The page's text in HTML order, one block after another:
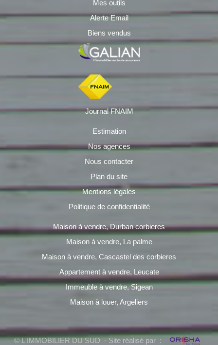
Mes outils
Alerte Email
Biens vendus
Journal FNAIM
Estimation
Nos agences
Nous contacter
Plan du site
Mentions légales
Politique de confidentialité
Maison à vendre, Durban corbieres
Maison à vendre, La palme
Maison à vendre, Cascastel des corbieres
Appartement à vendre, Leucate
Immeuble à vendre, Sigean
Maison à louer, Argeliers
© L'IMMOBILIER DU SUD - Site réalisé par :